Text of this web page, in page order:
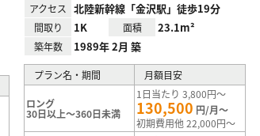
アクセス 北陸新幹線「金沢駅」徒歩19分
間取り 1K 面積 23.1m²
築年数 1989年 2月 築
プラン名・期間 月額目安
ロング
30日以上～360日未満
1日当たり 3,800円～
130,500 円/月～
初期費用他 22,000円～